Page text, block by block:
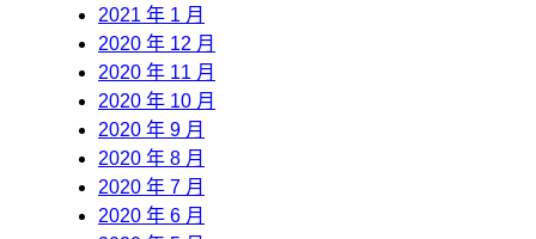
2021 年 1 月
2020 年 12 月
2020 年 11 月
2020 年 10 月
2020 年 9 月
2020 年 8 月
2020 年 7 月
2020 年 6 月